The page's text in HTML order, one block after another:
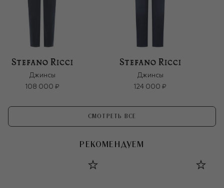
Джинсы
108 000 ₽
Джинсы
124 000 ₽
СМОТРЕТЬ ВСЕ
РЕКОМЕНДУЕМ